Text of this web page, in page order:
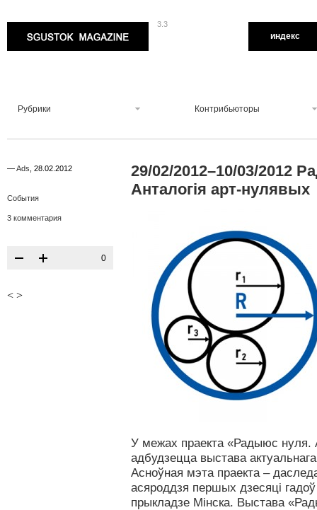
3.3
индекс
Рубрики Контрибьюторы
—Ads 28.02.2012
События
3 комментария
0
< >
29/02/2012–10/03/2012
Анталогія арт-нулявых
У межах праекта «Радыюс нуля.
адбудзецца выстава
Асноўная мэта праекта –
асяроддзя першых дзесяці
прыкладзе Мінска. Выстава